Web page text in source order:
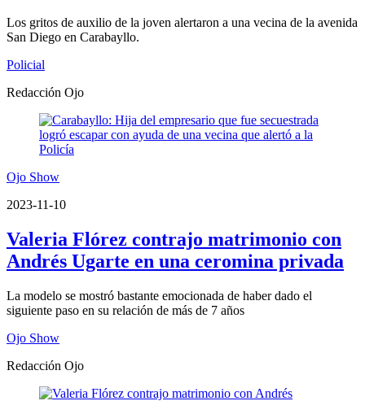
Los gritos de auxilio de la joven alertaron a una vecina de la avenida
San Diego en Carabayllo.
Policial
Redacción Ojo
Ojo Show
2023-11-10
Valeria Flórez contrajo matrimonio con
Andrés Ugarte en una ceromina privada
La modelo se mostró bastante emocionada de haber dado el
siguiente paso en su relación de más de 7 años
Ojo Show
Redacción Ojo